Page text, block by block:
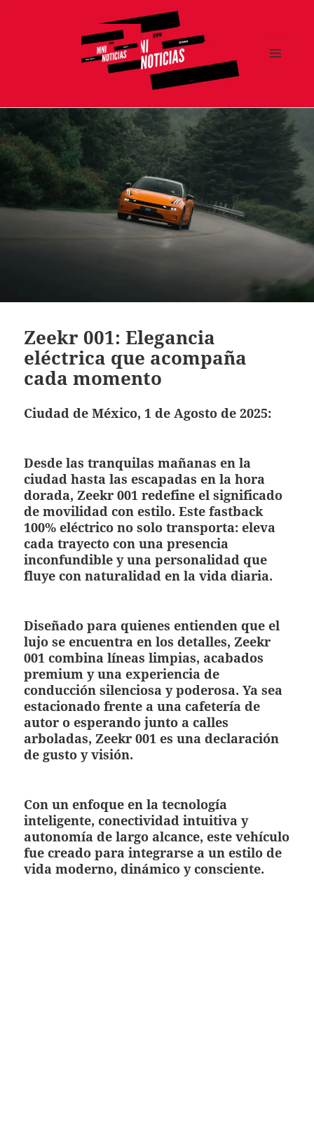
Zeekr 001: Elegancia
eléctrica que acompaña
cada momento
Ciudad de México, 1 de Agosto de 2025:
Desde las tranquilas mañanas en la
ciudad hasta las escapadas en la hora
dorada, Zeekr 001 redefine el significado
de movilidad con estilo. Este fastback
100% eléctrico no solo transporta: eleva
cada trayecto con una presencia
inconfundible y una personalidad que
fluye con naturalidad en la vida diaria.
Diseñado para quienes entienden que el
lujo se encuentra en los detalles, Zeekr
001 combina líneas limpias, acabados
premium y una experiencia de
conducción silenciosa y poderosa. Ya sea
estacionado frente a una cafetería de
autor o esperando junto a calles
arboladas, Zeekr 001 es una declaración
de gusto y visión.
Con un enfoque en la tecnología
inteligente, conectividad intuitiva y
autonomía de largo alcance, este vehículo
fue creado para integrarse a un estilo de
vida moderno, dinámico y consciente.